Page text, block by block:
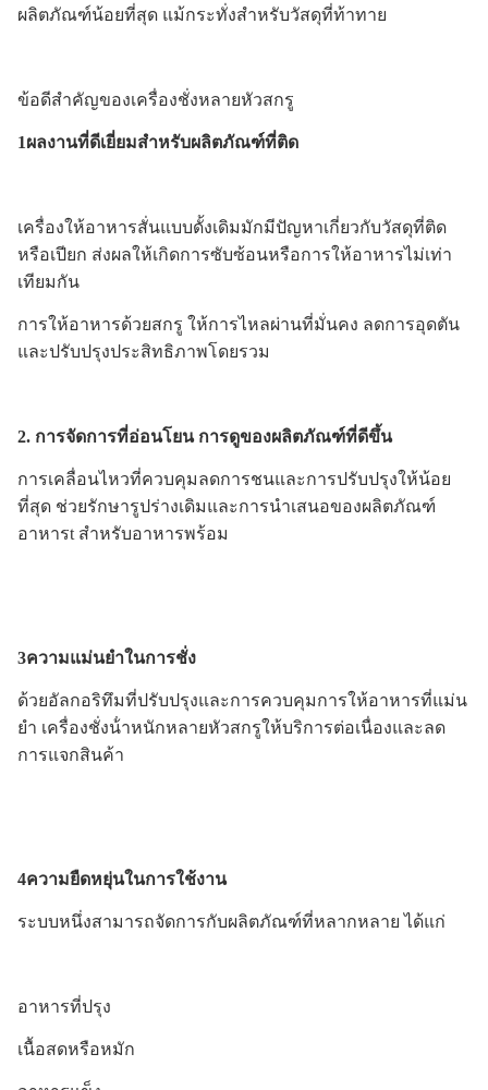
ผลิตภัณฑ์น้อยที่สุด แม้กระทั่งสําหรับวัสดุที่ท้าทาย
ข้อดีสําคัญของเครื่องชั่งหลายหัวสกรู
1ผลงานที่ดีเยี่ยมสําหรับผลิตภัณฑ์ที่ติด
เครื่องให้อาหารสั่นแบบดั้งเดิมมักมีปัญหาเกี่ยวกับวัสดุที่ติด
หรือเปียก ส่งผลให้เกิดการซับซ้อนหรือการให้อาหารไม่เท่า
เทียมกัน
การให้อาหารด้วยสกรู ให้การไหลผ่านที่มั่นคง ลดการอุดตัน
และปรับปรุงประสิทธิภาพโดยรวม
2. การจัดการที่อ่อนโยน การดูของผลิตภัณฑ์ที่ดีขึ้น
การเคลื่อนไหวที่ควบคุมลดการชนและการปรับปรุงให้น้อย
ที่สุด ช่วยรักษารูปร่างเดิมและการนําเสนอของผลิตภัณฑ์
อาหารt สําหรับอาหารพร้อม
3ความแม่นยําในการชั่ง
ด้วยอัลกอริทึมที่ปรับปรุงและการควบคุมการให้อาหารที่แม่น
ยํา เครื่องชั่งน้ําหนักหลายหัวสกรูให้บริการต่อเนื่องและลด
การแจกสินค้า
4ความยืดหยุ่นในการใช้งาน
ระบบหนึ่งสามารถจัดการกับผลิตภัณฑ์ที่หลากหลาย ได้แก่
อาหารที่ปรุง
เนื้อสดหรือหมัก